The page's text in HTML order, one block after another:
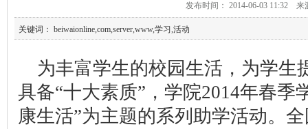
发布时间： 2014-06-03 11:32
关键词： beiwaionline,com,server,www,学习,活动
为丰富学生的校园生活，为学生
具备“十大素质”，学院2014年春季
康生活”为主题的系列助学活动。